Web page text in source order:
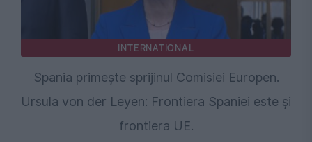
INTERNATIONAL
Spania primește sprijinul Comisiei Europen.
Ursula von der Leyen: Frontiera Spaniei este și
frontiera UE.